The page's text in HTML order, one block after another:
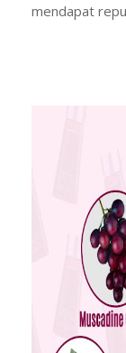
mendapat